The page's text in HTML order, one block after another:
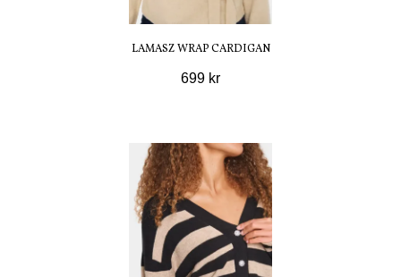
LAMASZ WRAP CARDIGAN
699 kr